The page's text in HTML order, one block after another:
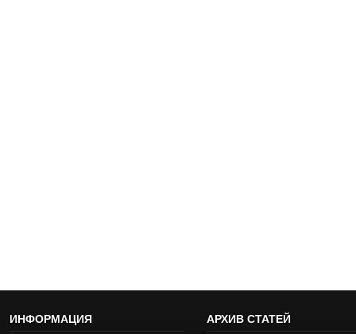
ИНФОРМАЦИЯ АРХИВ СТАТЕЙ